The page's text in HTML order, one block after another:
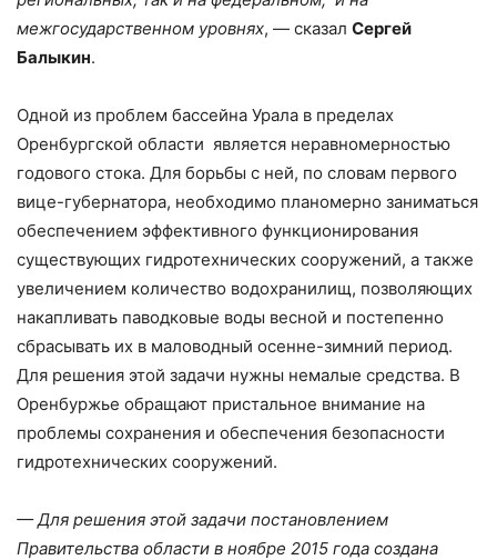
межгосударственном уровнях, — сказал Сергей
Балыкин.
Одной из проблем бассейна Урала в пределах
Оренбургской области является неравномерностью
годового стока. Для борьбы с ней, по словам первого
вице-губернатора, необходимо планомерно заниматься
обеспечением эффективного функционирования
существующих гидротехнических сооружений, а также
увеличением количество водохранилищ, позволяющих
накапливать паводковые воды весной и постепенно
сбрасывать их в маловодный осенне-зимний период.
Для решения этой задачи нужны немалые средства. В
Оренбуржье обращают пристальное внимание на
проблемы сохранения и обеспечения безопасности
гидротехнических сооружений.
— Для решения этой задачи постановлением
Правительства области в ноябре 2015 года создана